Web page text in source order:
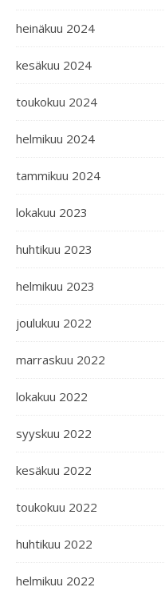
heinäkuu 2024
kesäkuu 2024
toukokuu 2024
helmikuu 2024
tammikuu 2024
lokakuu 2023
huhtikuu 2023
helmikuu 2023
joulukuu 2022
marraskuu 2022
lokakuu 2022
syyskuu 2022
kesäkuu 2022
toukokuu 2022
huhtikuu 2022
helmikuu 2022